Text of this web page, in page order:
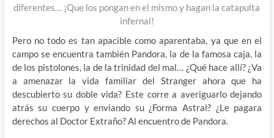
diferentes… ¡Que los pongan en el mismo y hagan la catapulta
infernal!
Pero no todo es tan apacible como aparentaba, ya que en el
campo se encuentra también Pandora, la de la famosa caja, la
de los pistolones, la de la trinidad del mal… ¿Qué hace allí? ¿Va
a amenazar la vida familiar del Stranger ahora que ha
descubierto su doble vida? Este corre a averiguarlo dejando
atrás su cuerpo y enviando su ¿Forma Astral? ¿Le pagara
derechos al Doctor Extraño? Al encuentro de Pandora.